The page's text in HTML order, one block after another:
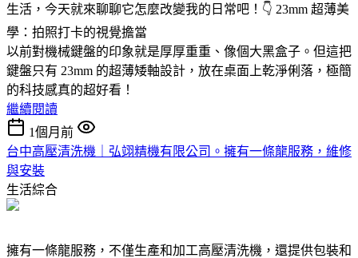
生活，今天就來聊聊它怎麼改變我的日常吧！👇 23mm 超薄美
學：拍照打卡的視覺擔當
以前對機械鍵盤的印象就是厚厚重重、像個大黑盒子。但這把
鍵盤只有 23mm 的超薄矮軸設計，放在桌面上乾淨俐落，極簡
的科技感真的超好看！
繼續閱讀
1個月前
台中高壓清洗機｜弘翊精機有限公司。擁有一條龍服務，維修
與安裝
生活綜合
擁有一條龍服務，不僅生產和加工高壓清洗機，還提供包裝和